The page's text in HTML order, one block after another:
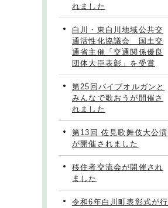
れました
白川・東白川地域公共交
通活性化協議会 国土交
通省主催「交通関係優良
団体大臣表彰」を受賞
第25回パイプオルガンと
みんなで歌おうが開催さ
れました
第13回 佐見歌舞伎大公演
が開催されました
移住者交流会が開催され
ました
令和6年白川町表彰式が行